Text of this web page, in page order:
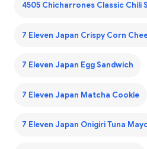
4505 Chicharrones Classic Chili
7 Eleven Japan Crispy Corn
7 Eleven Japan Egg Sandwich
7 Eleven Japan Matcha Cookie
7 Eleven Japan Onigiri Tuna